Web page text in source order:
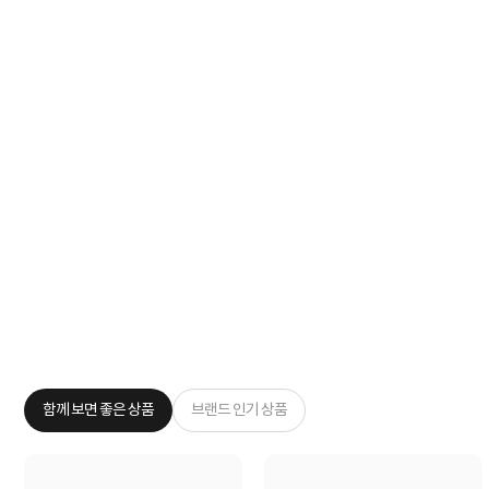
함께 보면 좋은 상품 브랜드 인기 상품